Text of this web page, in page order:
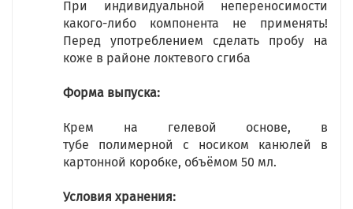
При индивидуальной непереносимости
какого-либо компонента не применять!
Перед употреблением сделать пробу на
коже в районе локтевого сгиба
Форма выпуска:
Крем на гелевой основе, в
тубе полимерной с носиком канюлей в
картонной коробке, объёмом 50 мл.
Условия хранения: